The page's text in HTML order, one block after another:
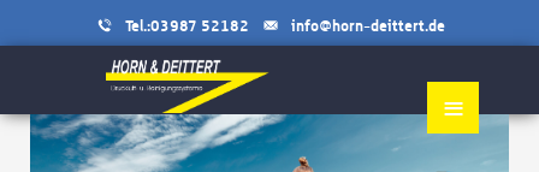
Tel.:03987 52182 info@horn-deittert.de
≡